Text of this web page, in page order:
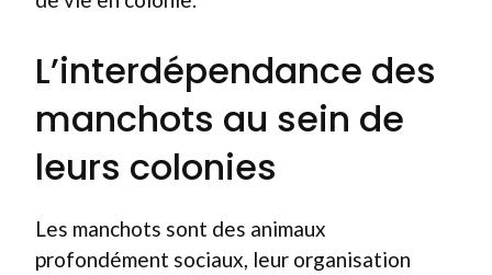
L’interdépendance des
manchots au sein de
leurs colonies
Les manchots sont des animaux
profondément sociaux, leur organisation